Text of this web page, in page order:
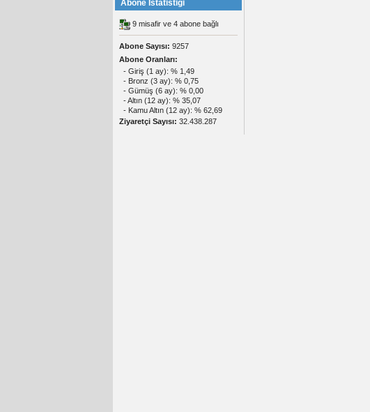
Abone İstatistiği
9 misafir ve 4 abone bağlı
Abone Sayısı: 9257
Abone Oranları:
- Giriş (1 ay): % 1,49
- Bronz (3 ay): % 0,75
- Gümüş (6 ay): % 0,00
- Altın (12 ay): % 35,07
- Kamu Altın (12 ay): % 62,69
Ziyaretçi Sayısı: 32.438.287